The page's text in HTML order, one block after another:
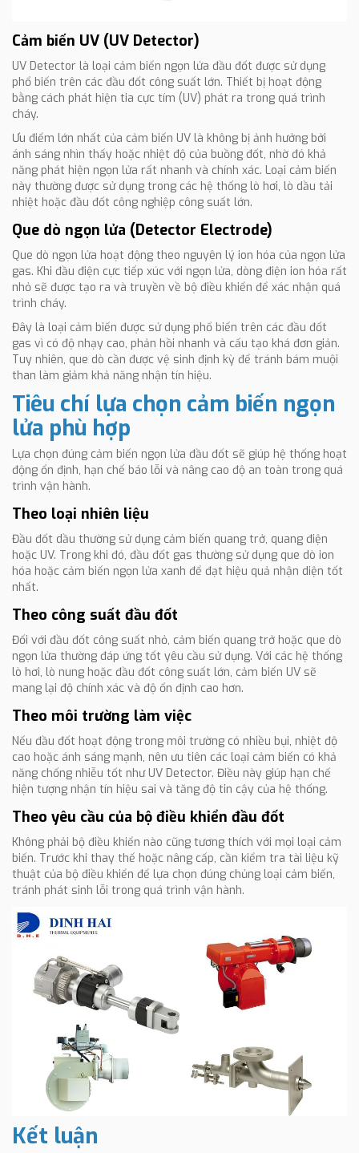
Cảm biến UV (UV Detector)
UV Detector là loại cảm biến ngọn lửa đầu đốt được sử dụng
phổ biến trên các đầu đốt công suất lớn. Thiết bị hoạt động
bằng cách phát hiện tia cực tím (UV) phát ra trong quá trình
cháy.
Ưu điểm lớn nhất của cảm biến UV là không bị ảnh hưởng bởi
ánh sáng nhìn thấy hoặc nhiệt độ của buồng đốt, nhờ đó khả
năng phát hiện ngọn lửa rất nhanh và chính xác. Loại cảm biến
này thường được sử dụng trong các hệ thống lò hơi, lò dầu tải
nhiệt hoặc đầu đốt công nghiệp công suất lớn.
Que dò ngọn lửa (Detector Electrode)
Que dò ngọn lửa hoạt động theo nguyên lý ion hóa của ngọn lửa
gas. Khi đầu điện cực tiếp xúc với ngọn lửa, dòng điện ion hóa rất
nhỏ sẽ được tạo ra và truyền về bộ điều khiển để xác nhận quá
trình cháy.
Đây là loại cảm biến được sử dụng phổ biến trên các đầu đốt
gas vì có độ nhạy cao, phản hồi nhanh và cấu tạo khá đơn giản.
Tuy nhiên, que dò cần được vệ sinh định kỳ để tránh bám muội
than làm giảm khả năng nhận tín hiệu.
Tiêu chí lựa chọn cảm biến ngọn
lửa phù hợp
Lựa chọn đúng cảm biến ngọn lửa đầu đốt sẽ giúp hệ thống hoạt
động ổn định, hạn chế báo lỗi và nâng cao độ an toàn trong quá
trình vận hành.
Theo loại nhiên liệu
Đầu đốt dầu thường sử dụng cảm biến quang trở, quang điện
hoặc UV. Trong khi đó, đầu đốt gas thường sử dụng que dò ion
hóa hoặc cảm biến ngọn lửa xanh để đạt hiệu quả nhận diện tốt
nhất.
Theo công suất đầu đốt
Đối với đầu đốt công suất nhỏ, cảm biến quang trở hoặc que dò
ngọn lửa thường đáp ứng tốt yêu cầu sử dụng. Với các hệ thống
lò hơi, lò nung hoặc đầu đốt công suất lớn, cảm biến UV sẽ
mang lại độ chính xác và độ ổn định cao hơn.
Theo môi trường làm việc
Nếu đầu đốt hoạt động trong môi trường có nhiều bụi, nhiệt độ
cao hoặc ánh sáng mạnh, nên ưu tiên các loại cảm biến có khả
năng chống nhiễu tốt như UV Detector. Điều này giúp hạn chế
hiện tượng nhận tín hiệu sai và tăng độ tin cậy của hệ thống.
Theo yêu cầu của bộ điều khiển đầu đốt
Không phải bộ điều khiển nào cũng tương thích với mọi loại cảm
biến. Trước khi thay thế hoặc nâng cấp, cần kiểm tra tài liệu kỹ
thuật của bộ điều khiển để lựa chọn đúng chủng loại cảm biến,
tránh phát sinh lỗi trong quá trình vận hành.
Kết luận